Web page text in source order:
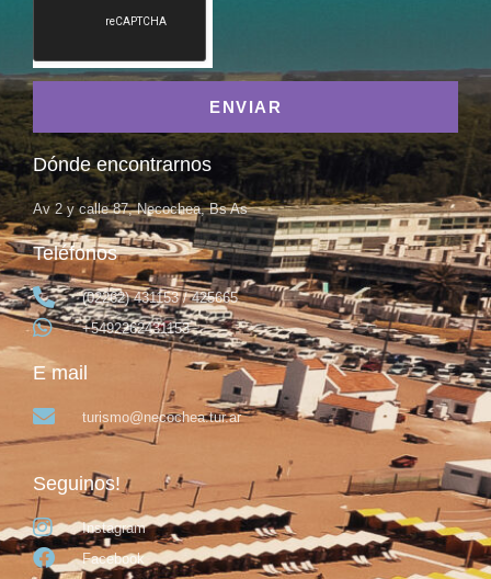
ENVIAR
Dónde encontrarnos
Av 2 y calle 87, Necochea, Bs As
Teléfonos
(02262) 431153 / 425665
+5492262431153
E mail
turismo@necochea.tur.ar
Seguinos!
Instagram
Facebook